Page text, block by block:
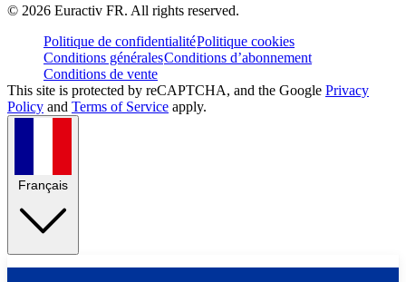
© 2026 Euractiv FR. All rights reserved.
Politique de confidentialitéPolitique cookies
Conditions généralesConditions d’abonnement
Conditions de vente
This site is protected by reCAPTCHA, and the Google Privacy
Policy and Terms of Service apply.
Français